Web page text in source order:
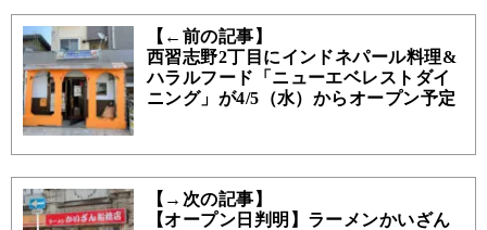
【←前の記事】
西習志野2丁目にインドネパール料理&
ハラルフード「ニューエベレストダイ
ニング」が4/5（水）からオープン予定
【→次の記事】
【オープン日判明】ラーメンかいざん